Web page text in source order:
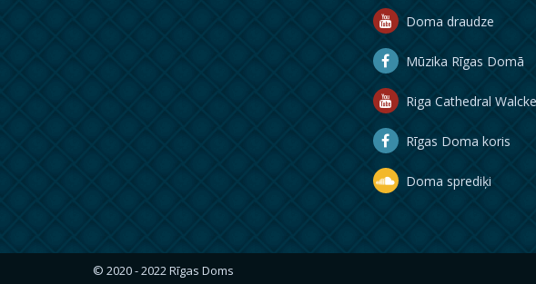
Doma draudze
Mūzika Rīgas Domā
Riga Cathedral
Rīgas Doma koris
Doma sprediķi
© 2020 - 2022 Rīgas Doms